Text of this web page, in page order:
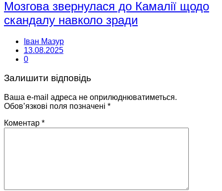
Мозгова звернулася до Камалії щодо
скандалу навколо зради
Іван Мазур
13.08.2025
0
Залишити відповідь
Ваша e-mail адреса не оприлюднюватиметься.
Обов’язкові поля позначені *
Коментар *